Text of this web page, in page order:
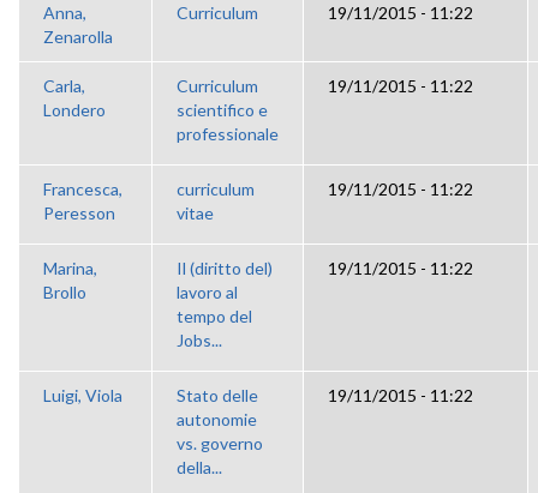
Anna,
Zenarolla
Curriculum 19/11/2015 - 11:22
Carla,
Londero
Curriculum
scientifico e
professionale
19/11/2015 - 11:22
Francesca,
Peresson
curriculum
vitae
19/11/2015 - 11:22
Marina,
Brollo
Il (diritto del)
lavoro al
tempo del
Jobs...
19/11/2015 - 11:22
Luigi, Viola
Stato delle
autonomie
vs. governo
della...
19/11/2015 - 11:22